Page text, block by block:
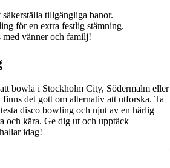
tillgängliga banor.
för en extra festlig stämning.
vänner och familj!
bowla i Stockholm City, Södermalm eller
finns det gott om alternativ att utforska. Ta
disco bowling och njut av en härlig
och kära. Ge dig ut och upptäck
idag!